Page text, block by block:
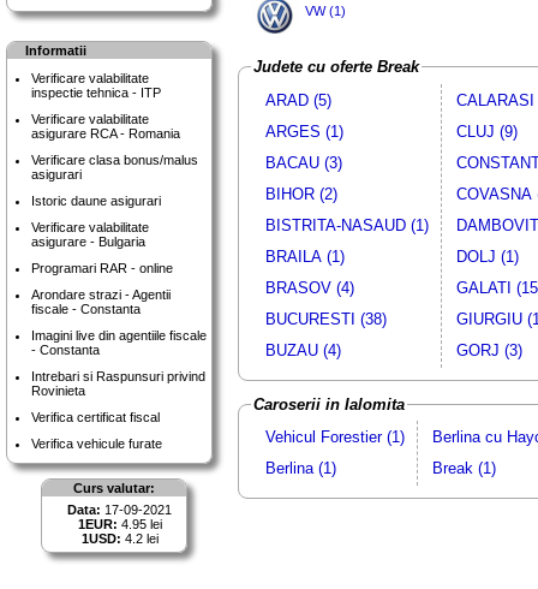
Informatii
Verificare valabilitate
inspectie tehnica - ITP
Verificare valabilitate
asigurare RCA - Romania
Verificare clasa bonus/malus
asigurari
Istoric daune asigurari
Verificare valabilitate
asigurare - Bulgaria
Programari RAR - online
Arondare strazi - Agentii
fiscale - Constanta
Imagini live din agentiile fiscale
- Constanta
Intrebari si Raspunsuri privind
Rovinieta
Verifica certificat fiscal
Verifica vehicule furate
Curs valutar:
Data: 17-09-2021
1EUR: 4.95 lei
1USD: 4.2 lei
VW (1)
Judete cu oferte Break
ARAD (5)
ARGES (1)
BACAU (3)
BIHOR (2)
BISTRITA-NASAUD (1)
BRAILA (1)
BRASOV (4)
BUCURESTI (38)
BUZAU (4)
CALARASI
CLUJ (9)
COVASNA
DOLJ (1)
GALATI
GIURGIU
GORJ (3)
Caroserii in Ialomita
Vehicul Forestier (1)
Berlina (1)
Berlina cu
Break (1)